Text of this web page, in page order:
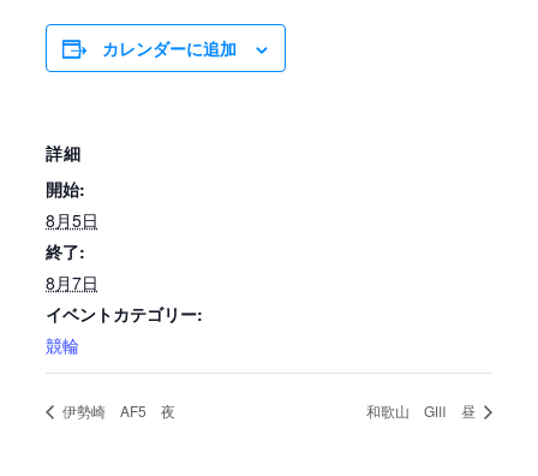
カレンダーに追加
詳細
開始:
8月5日
終了:
8月7日
イベントカテゴリー:
競輪
伊勢崎 AF5 夜 和歌山 GⅢ 昼